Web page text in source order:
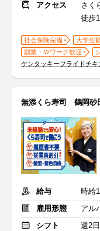
アクセス
さく
徒歩
社会保険完備 大学生
副業・Ｗワーク歓迎
ケンタッキーフライドチ
無添くら寿司 鶴岡砂
給与
時給
雇用形態
アル
シフト
週2